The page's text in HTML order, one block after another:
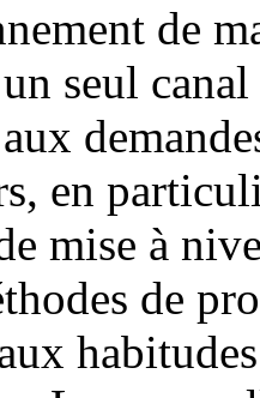
de
seul
en
mise à
de